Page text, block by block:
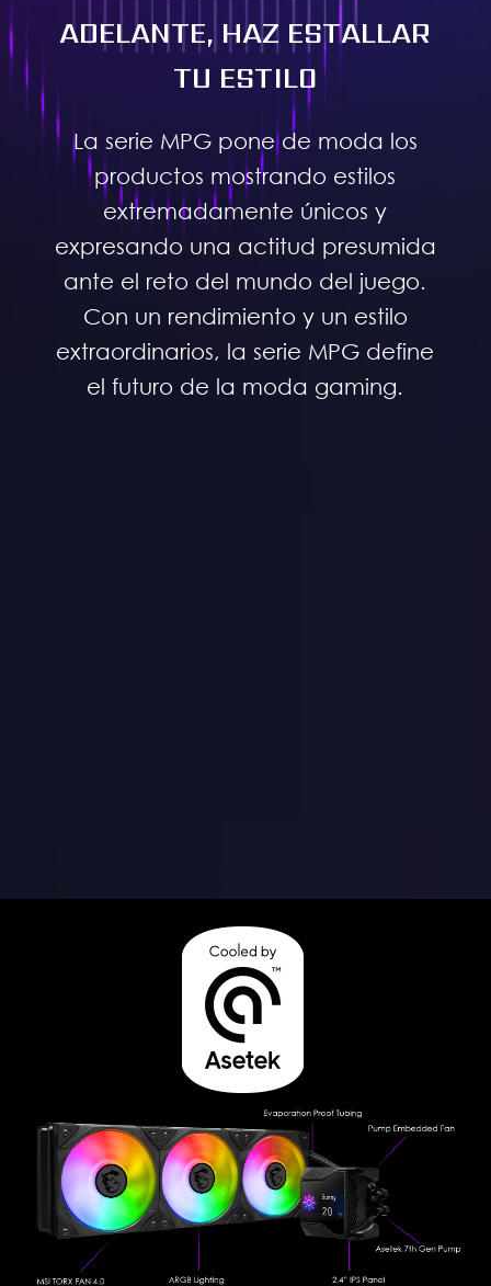
ADELANTE, HAZ ESTALLAR
TU ESTILO
La serie MPG pone de moda los
productos mostrando estilos
extremadamente únicos y
expresando una actitud presumida
ante el reto del mundo del juego.
Con un rendimiento y un estilo
extraordinarios, la serie MPG define
el futuro de la moda gaming.